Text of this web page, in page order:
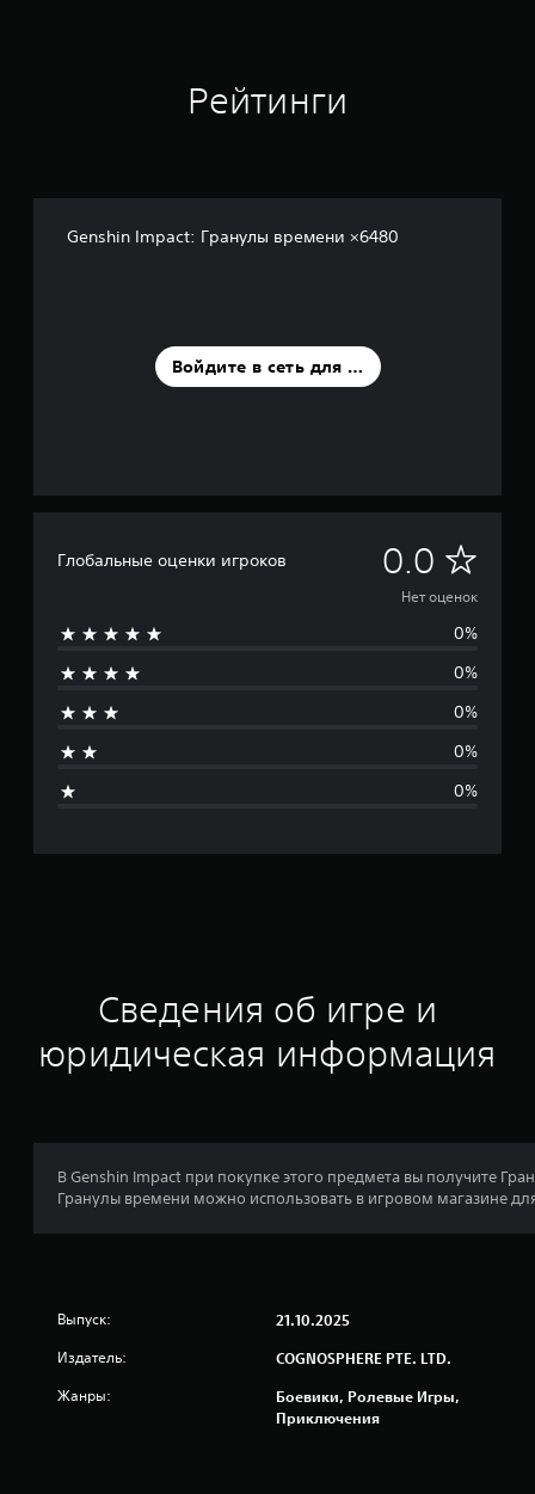
Рейтинги
Genshin Impact: Гранулы времени ×6480
Войдите в сеть для оценки
Глобальные оценки игроков 0.0 Н
е
о
е
о
Нет оценок
0%
0%
0%
0%
0%
Сведения об игре и
юридическая информация
В Genshin Impact при покупке этого предмета вы получите
Гранулы времени можно использовать в игровом магазине
Выпуск: 21.10.2025
Издатель: COGNOSPHERE PTE. LTD.
Жанры:
Боевики, Ролевые Игры,
Приключения